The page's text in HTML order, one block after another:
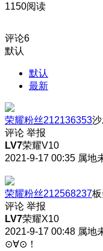
1150阅读
评论6
默认
默认
最新
荣耀粉丝212136353
评论 举报
LV7荣耀V10
2021-9-17 00:35 属地
荣耀粉丝212568237
评论 举报
LV7荣耀X10
2021-9-17 00:48 属地
⊙∀⊙！